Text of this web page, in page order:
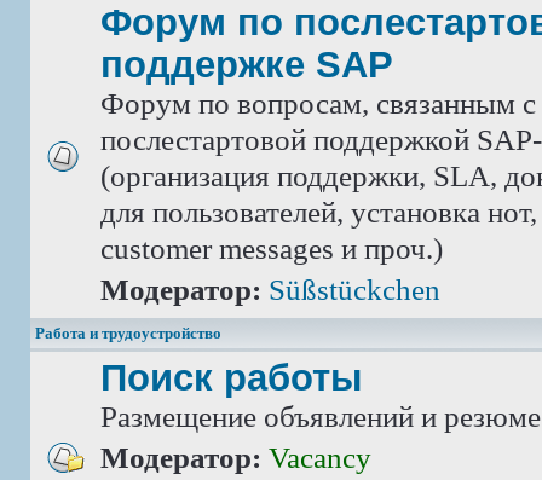
Форум по
поддержке SAP
Форум по вопросам, связанным с
послестартовой поддержкой
(организация поддержки, SLA,
для пользователей, установка
customer messages и проч.)
Модератор: Süßstückchen
Работа и трудоустройство
Поиск работы
Размещение объявлений и резюме
Модератор: Vacancy